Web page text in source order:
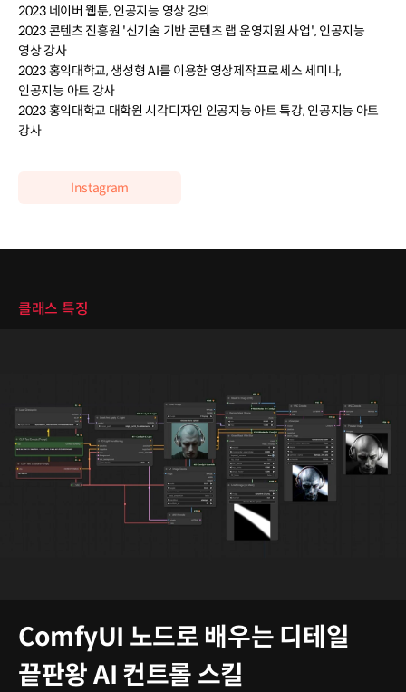
2023 네이버 웹툰, 인공지능 영상 강의
2023 콘텐츠 진흥원 '신기술 기반 콘텐츠 랩 운영지원 사업', 인공지능
영상 강사
2023 홍익대학교, 생성형 AI를 이용한 영상제작프로세스 세미나,
인공지능 아트 강사
2023 홍익대학교 대학원 시각디자인 인공지능 아트 특강, 인공지능 아트
강사
Instagram
클래스 특징
ComfyUI 노드로 배우는 디테일
끝판왕 AI 컨트롤 스킬